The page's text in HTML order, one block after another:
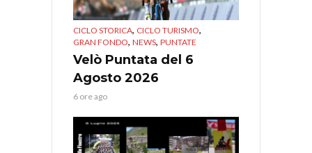
CICLO STORICA, CICLO TURISMO,
GRAN FONDO, NEWS, PUNTATE
Velò Puntata del 6
Agosto 2026
6 ore ago